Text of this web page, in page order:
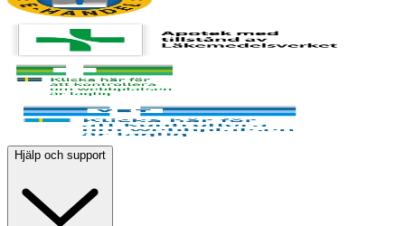
Hjälp och support